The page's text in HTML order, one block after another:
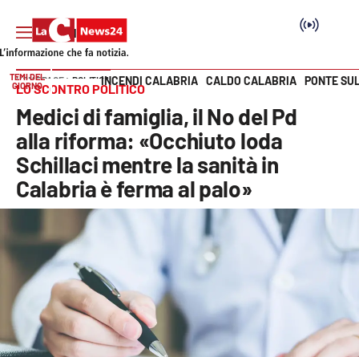
SEZIONI
Cronaca
Politica
Attualità
Economia e lavoro
Italia Mondo
Vai
TEMI DEL
GIORNO
INCENDI CALABRIA CALDO CALABRIA PONTE
HOME PAGE POLITICA
LO SCONTRO POLITICO
Medici di famiglia, il No del Pd
alla riforma: «Occhiuto loda
Schillaci mentre la sanità in
Calabria è ferma al palo»